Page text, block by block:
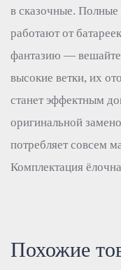
в сказочные.
работают от
фантазию —
высокие ветки, их
станет эффектным
оригинальной
потребляет совсем
Комплектация
Похожие